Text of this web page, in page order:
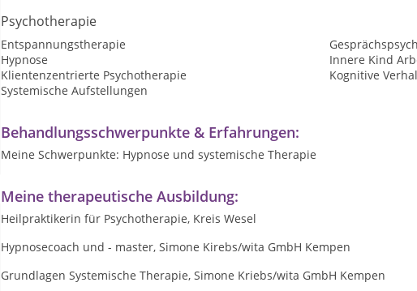
Psychotherapie
Entspannungstherapie
Hypnose
Innere Kind
Klientenzentrierte Psychotherapie
Kognitive
Systemische Aufstellungen
Behandlungsschwerpunkte & Erfahrungen:
Meine Schwerpunkte: Hypnose und systemische Therapie
Meine therapeutische Ausbildung:
Heilpraktikerin für Psychotherapie, Kreis Wesel
Hypnosecoach und - master, Simone Kirebs/wita GmbH Kempen
Grundlagen Systemische Therapie, Simone Kriebs/wita GmbH Kempen